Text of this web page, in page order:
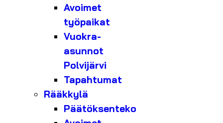
Avoimet
työpaikat
Vuokra-
asunnot
Polvijärvi
Tapahtumat
Rääkkylä
Päätöksenteko